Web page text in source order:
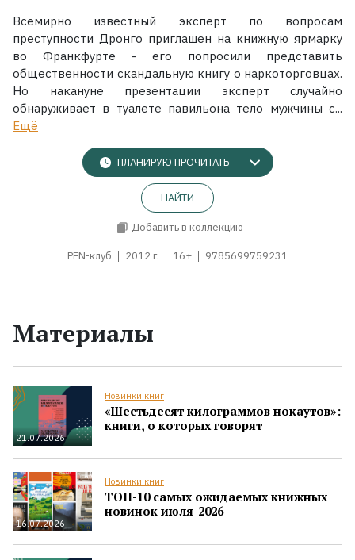
Всемирно известный эксперт по вопросам
преступности Дронго приглашен на книжную ярмарку
во Франкфурте - его попросили представить
общественности скандальную книгу о наркоторговцах.
Но накануне презентации эксперт случайно
обнаруживает в туалете павильона тело мужчины с...
Ещё
ПЛАНИРУЮ ПРОЧИТАТЬ
НАЙТИ
Добавить в коллекцию
PEN-клуб 2012 г. 16+ 9785699759231
Материалы
21.07.2026
Новинки книг
«Шестьдесят килограммов нокаутов»:
книги, о которых говорят
16.07.2026
Новинки книг
ТОП-10 самых ожидаемых книжных
новинок июля-2026